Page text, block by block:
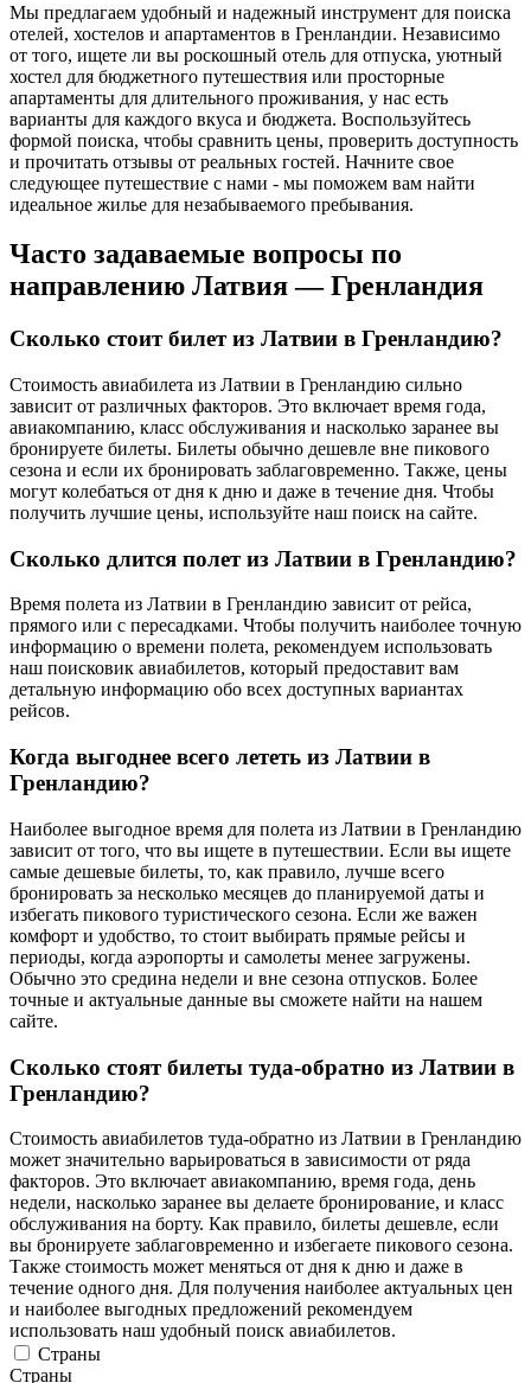
Мы предлагаем удобный и надежный инструмент для поиска
отелей, хостелов и апартаментов в Гренландии. Независимо
от того, ищете ли вы роскошный отель для отпуска, уютный
хостел для бюджетного путешествия или просторные
апартаменты для длительного проживания, у нас есть
варианты для каждого вкуса и бюджета. Воспользуйтесь
формой поиска, чтобы сравнить цены, проверить доступность
и прочитать отзывы от реальных гостей. Начните свое
следующее путешествие с нами - мы поможем вам найти
идеальное жилье для незабываемого пребывания.
Часто задаваемые вопросы по
направлению Латвия — Гренландия
Сколько стоит билет из Латвии в Гренландию?
Стоимость авиабилета из Латвии в Гренландию сильно
зависит от различных факторов. Это включает время года,
авиакомпанию, класс обслуживания и насколько заранее вы
бронируете билеты. Билеты обычно дешевле вне пикового
сезона и если их бронировать заблаговременно. Также, цены
могут колебаться от дня к дню и даже в течение дня. Чтобы
получить лучшие цены, используйте наш поиск на сайте.
Сколько длится полет из Латвии в Гренландию?
Время полета из Латвии в Гренландию зависит от рейса,
прямого или с пересадками. Чтобы получить наиболее точную
информацию о времени полета, рекомендуем использовать
наш поисковик авиабилетов, который предоставит вам
детальную информацию обо всех доступных вариантах
рейсов.
Когда выгоднее всего лететь из Латвии в
Гренландию?
Наиболее выгодное время для полета из Латвии в Гренландию
зависит от того, что вы ищете в путешествии. Если вы ищете
самые дешевые билеты, то, как правило, лучше всего
бронировать за несколько месяцев до планируемой даты и
избегать пикового туристического сезона. Если же важен
комфорт и удобство, то стоит выбирать прямые рейсы и
периоды, когда аэропорты и самолеты менее загружены.
Обычно это средина недели и вне сезона отпусков. Более
точные и актуальные данные вы сможете найти на нашем
сайте.
Сколько стоят билеты туда-обратно из Латвии в
Гренландию?
Стоимость авиабилетов туда-обратно из Латвии в Гренландию
может значительно варьироваться в зависимости от ряда
факторов. Это включает авиакомпанию, время года, день
недели, насколько заранее вы делаете бронирование, и класс
обслуживания на борту. Как правило, билеты дешевле, если
вы бронируете заблаговременно и избегаете пикового сезона.
Также стоимость может меняться от дня к дню и даже в
течение одного дня. Для получения наиболее актуальных цен
и наиболее выгодных предложений рекомендуем
использовать наш удобный поиск авиабилетов.
Страны
Страны